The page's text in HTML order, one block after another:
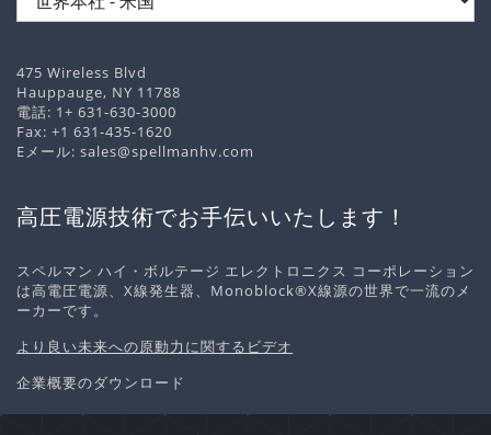
475 Wireless Blvd
Hauppauge, NY 11788
電話: 1+ 631-630-3000
Fax: +1 631-435-1620
Eメール: sales@spellmanhv.com
高圧電源技術でお手伝いいたします！
スペルマン ハイ・ボルテージ エレクトロニクス コーポレーション
は高電圧電源、X線発生器、Monoblock®X線源の世界で一流のメ
ーカーです。
より良い未来への原動力に関するビデオ
企業概要のダウンロード